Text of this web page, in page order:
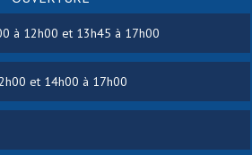
à 12h00 et 13h45 à 17h00
et 14h00 à 17h00